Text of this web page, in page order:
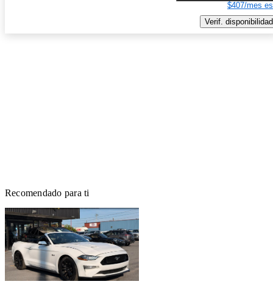
$407/mes
Verif. disponibilidad
Recomendado para ti